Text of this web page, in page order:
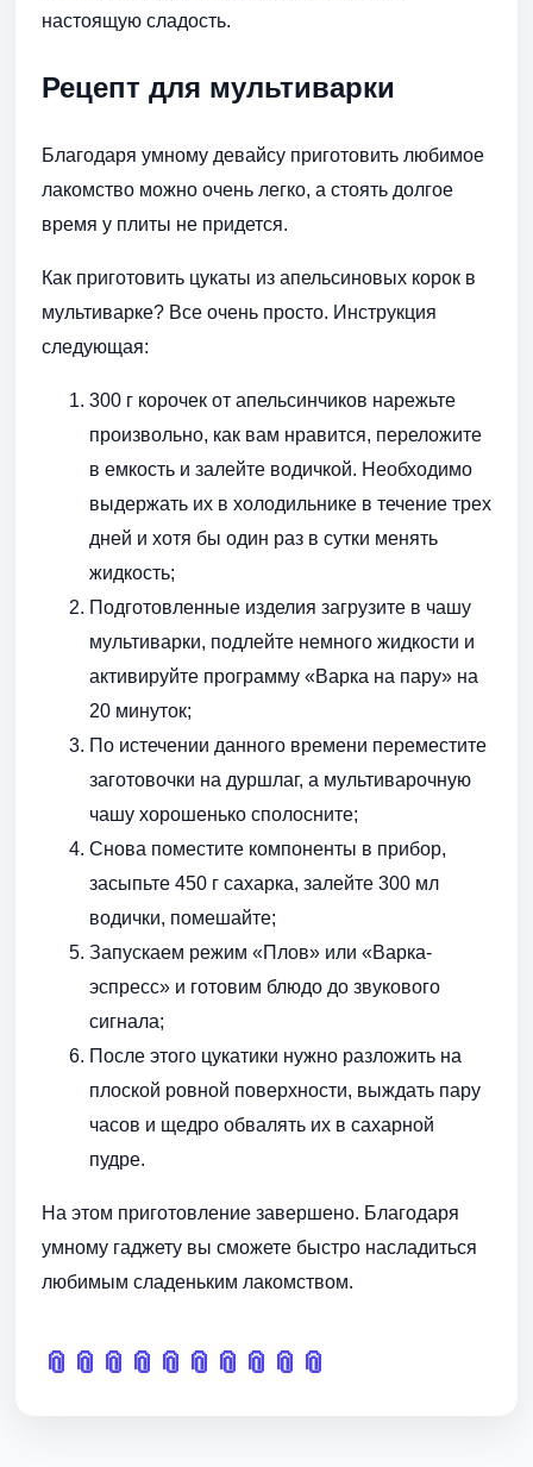
настоящую сладость.
Рецепт для мультиварки
Благодаря умному девайсу приготовить любимое
лакомство можно очень легко, а стоять долгое
время у плиты не придется.
Как приготовить цукаты из апельсиновых корок в
мультиварке? Все очень просто. Инструкция
следующая:
300 г корочек от апельсинчиков нарежьте
произвольно, как вам нравится, переложите
в емкость и залейте водичкой. Необходимо
выдержать их в холодильнике в течение трех
дней и хотя бы один раз в сутки менять
жидкость;
Подготовленные изделия загрузите в чашу
мультиварки, подлейте немного жидкости и
активируйте программу «Варка на пару» на
20 минуток;
По истечении данного времени переместите
заготовочки на дуршлаг, а мультиварочную
чашу хорошенько сполосните;
Снова поместите компоненты в прибор,
засыпьте 450 г сахарка, залейте 300 мл
водички, помешайте;
Запускаем режим «Плов» или «Варка-
эспресс» и готовим блюдо до звукового
сигнала;
После этого цукатики нужно разложить на
плоской ровной поверхности, выждать пару
часов и щедро обвалять их в сахарной
пудре.
На этом приготовление завершено. Благодаря
умному гаджету вы сможете быстро насладиться
любимым сладеньким лакомством.
📎 📎 📎 📎 📎 📎 📎 📎 📎 📎